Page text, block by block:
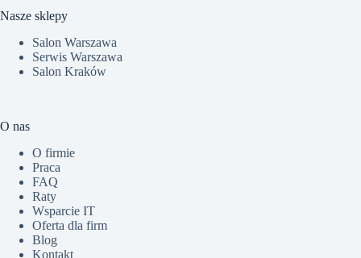
Nasze sklepy
Salon Warszawa
Serwis Warszawa
Salon Kraków
O nas
O firmie
Praca
FAQ
Raty
Wsparcie IT
Oferta dla firm
Blog
Kontakt